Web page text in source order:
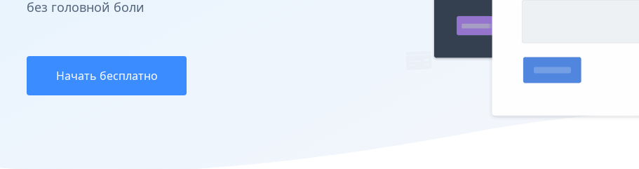
без головной боли
Начать бесплатно